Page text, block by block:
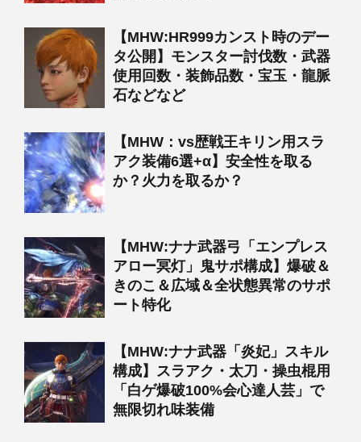
【MHW:HR999カンスト時のデー
タ公開】モンスター討伐数・武器
使用回数・装飾品数・宝玉・龍脈
石などなど
【MHW：vs歴戦王キリン用スラ
アク装備6選+α】安全性を取る
か？火力を取るか？
【MHW:ナナ武器弓「エンプレス
アロー冥灯」鬼サポ構成】爆破＆
きのこ＆広域＆全状態異常のサポ
ート特化
【MHW:ナナ武器「炎妃」スキル
構成】スラアク・太刀・操虫棍用
「白ゲ爆破100%会心達人芸」で
無限切れ味装備